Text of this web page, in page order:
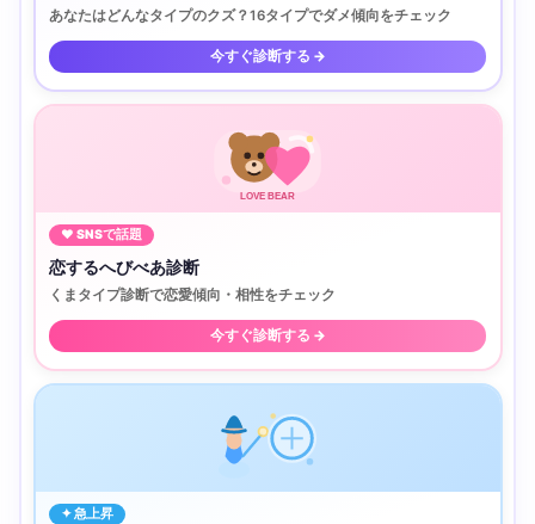
あなたはどんなタイプのクズ？16タイプでダメ傾向をチェック
今すぐ診断する →
LOVE BEAR
♥ SNSで話題
恋するへびべあ診断
くまタイプ診断で恋愛傾向・相性をチェック
今すぐ診断する →
✦ 急上昇